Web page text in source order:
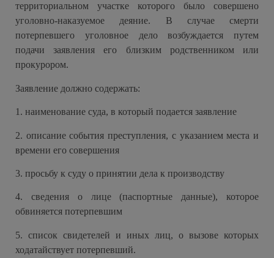
территориальном участке которого было совершено
уголовно-наказуемое деяние. В случае смерти
потерпевшего уголовное дело возбуждается путем
подачи заявления его близким родственником или
прокурором.
Заявление должно содержать:
1. наименование суда, в который подается заявление
2. описание события преступления, с указанием места и
времени его совершения
3. просьбу к суду о принятии дела к производству
4. сведения о лице (паспортные данные), которое
обвиняется потерпевшим
5. список свидетелей и иных лиц, о вызове которых
ходатайствует потерпевший.